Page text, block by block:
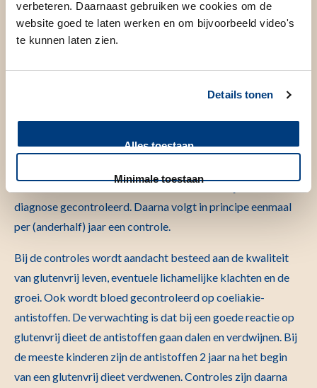
verbeteren. Daarnaast gebruiken we cookies om de
website goed te laten werken en om bijvoorbeeld video's
te kunnen laten zien.
Details tonen
Alles toestaan
Minimale toestaan
Nazorg
Welke specifieke nazorg kunnen
we bieden bij deze aandoening?
Op de polikliniek Kindermaag- Darm- Leverziekten van het
coeliakie meestal 3 maanden, 6 maanden en 1 jaar na de
diagnose gecontroleerd. Daarna volgt in principe eenmaal
per (anderhalf) jaar een controle.
Bij de controles wordt aandacht besteed aan de kwaliteit
van glutenvrij leven, eventuele lichamelijke klachten en de
groei. Ook wordt bloed gecontroleerd op coeliakie-
antistoffen. De verwachting is dat bij een goede reactie op
glutenvrij dieet de antistoffen gaan dalen en verdwijnen. Bij
de meeste kinderen zijn de antistoffen 2 jaar na het begin
van een glutenvrij dieet verdwenen. Controles zijn daarna